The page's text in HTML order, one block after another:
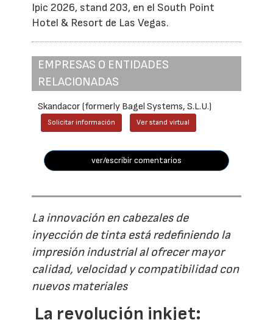
Ipic 2026, stand 203, en el South Point
Hotel & Resort de Las Vegas.
EMPRESAS O ENTIDADES
RELACIONADAS
Skandacor (formerly Bagel Systems, S.L.U.)
Solicitar información Ver stand virtual
ver/escribir comentarios
La innovación en cabezales de
inyección de tinta está redefiniendo la
impresión industrial al ofrecer mayor
calidad, velocidad y compatibilidad con
nuevos materiales
La revolución inkjet: